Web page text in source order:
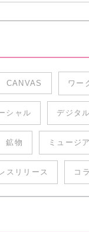
CANVAS ワー
シャル デジタ
鉱物 ミュージ
スリリース コ